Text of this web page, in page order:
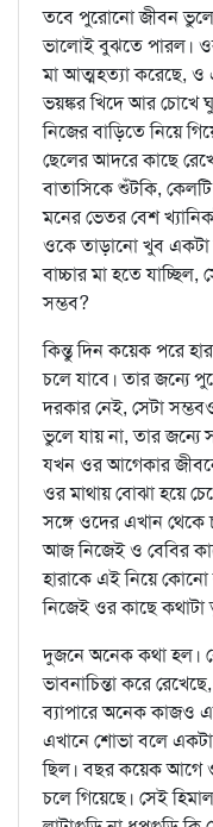
তবে পুরোনো জীবন ভুলে
ভালোই বুঝতে পারল।
মা আত্মহত্যা করেছে,
ভয়ঙ্কর খিদে আর চোখে
নিজের বাড়িতে নিয়ে
ছেলের আদরে কাছে
বাতাসিকে শুঁটকি,
মনের ভেতর বেশ
ওকে তাড়ানো খুব একটা
বাচ্চার মা হতে
সম্ভব?
কিন্তু দিন কয়েক পরে
চলে যাবে। তার জন্যে
দরকার নেই, সেটা
ভুলে যায় না, তার
যখন ওর আগেকার
ওর মাথায় বোঝা হয়ে
সঙ্গে ওদের এখান
আজ নিজেই ও বেবির
হারাকে এই নিয়ে কোনো
নিজেই ওর কাছে কথাটা
দুজনে অনেক কথা হল।
ভাবনাচিন্তা করে
ব্যাপারে অনেক কাজও
এখানে শোভা বলে
ছিল। বছর কয়েক আগে
চলে গিয়েছে। সেই